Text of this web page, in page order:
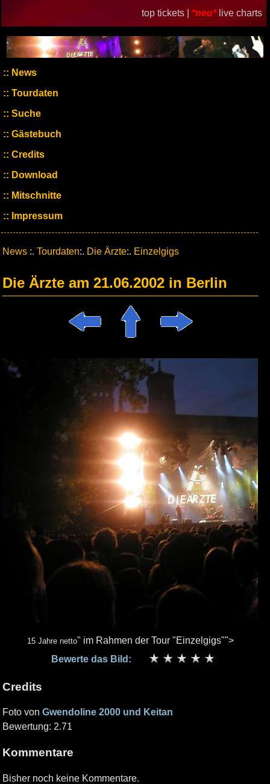
top tickets | *neu* live charts
News
Tourdaten
Suche
Gästebuch
Credits
Download
Mitschnitte
Impressum
News :. Tourdaten:. Die Ärzte:. Einzelgigs
Die Ärzte am 21.06.2002 in Berlin
15 Jahre netto" im Rahmen der Tour "Einzelgigs"">
Bewerte das Bild:
Credits
Foto von Gwendoline 2000 und Keitan
Bewertung: 2.71
Kommentare
Bisher noch keine Kommentare.